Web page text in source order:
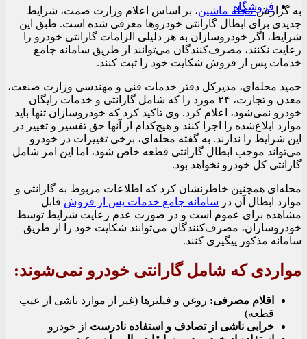
فروشگاهبه گزارشمجله ماشین، بر اساس اعلام وزارت صمت، شرایط
جدیدی برای ابطال گارانتی خودروها معرفی شده است. طبق این
شرایط، اگر خودروسازان به هر دلیلی الزامات گارانتی خودرو را
رعایت نکنند، مصرف‌کنندگان می‌توانند از طریق سامانه جامع
خدمات پس از فروش شکایت خود را ثبت کنند.
حمید محله‌ای، مدیرکل دفتر خدمات فنی و مهندسی وزارت صنعت،
معدن و تجارت، ۲۴ مورد را که شامل گارانتی و خدمات رایگان
خودرو نمی‌شود، اعلام کرد. وی تاکید کرد که خودروسازان تنها باید
موارد ابلاغ‌شده را اجرا کنند و هیچ‌کدام از آنها حق تفسیر و تغییر در
این شرایط را ندارند. به گفته محله‌ای، برخی تغییرات در خودرو
می‌تواند موجب ابطال گارانتی قطعه خاص شود، اما این امر شامل
گارانتی کل خودرو نخواهد بود.
محله‌ای همچنین خاطرنشان کرد که اطلاعات مربوط به گارانتی و
موارد ابطال آن در سامانه جامع خدمات پس از فروش قابل
مشاهده برای عموم است و در صورت عدم رعایت شرایط توسط
خودروسازان، مصرف‌کنندگان می‌توانند شکایت خود را از طریق
سامانه مذکور پیگیری کنند.
مواردی که شامل گارانتی خودرو نمی‌شوند:
اقلام مصرفی: روغن و فیلترها (غیر از موارد ناشی از عیب
قطعه)
خرابی ناشی از تصادف و استفاده نادرست از خودرو